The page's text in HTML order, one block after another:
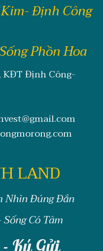
Định Công
Phồn Hoa
KĐT Định Công-
LAND
Nhìn Đúng Đắn
Có Tâm